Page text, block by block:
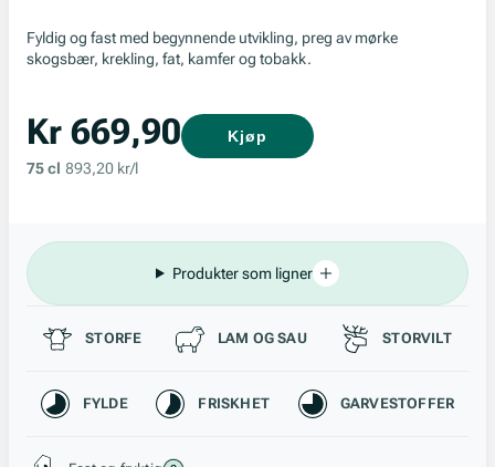
Fyldig og fast med begynnende utvikling, preg av mørke
skogsbær, krekling, fat, kamfer og tobakk.
Kr 669,90
75 cl 893,20 kr/l
Kjøp
Produkter som ligner
Passer til
STORFE LAM OG SAU STORVILT
Karakteristikk
FYLDE FRISKHET GARVESTOFFER